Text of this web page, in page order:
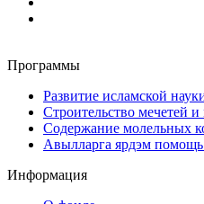
Программы
Развитие исламской
Строительство мечетей и
Содержание молельных
Авылларга ярдэм
Информация